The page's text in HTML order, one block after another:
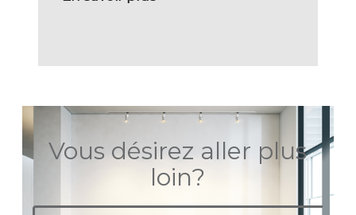
Vous désirez aller plus
loin?